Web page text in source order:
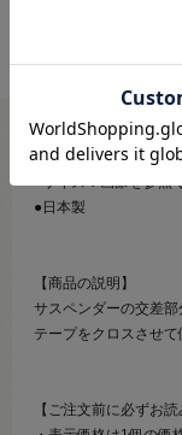
●素材：鉄
●日本製
【商品の説明】
サスペンダーの交差部
テープをクロスさせ
【ご注文前に必ずお読